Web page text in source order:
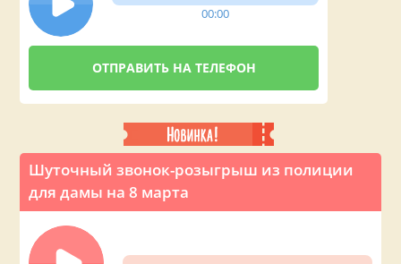
Шуточный звонок-розыгрыш из полиции
для дамы на 8 марта
00:00